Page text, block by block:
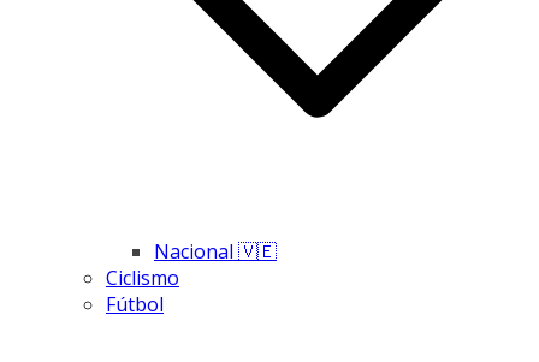
Nacional 🇻🇪
Ciclismo
Fútbol